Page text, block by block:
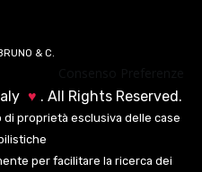
& C.
♥ . All Rights Reserved.
proprietà esclusiva delle case
per facilitare la ricerca dei